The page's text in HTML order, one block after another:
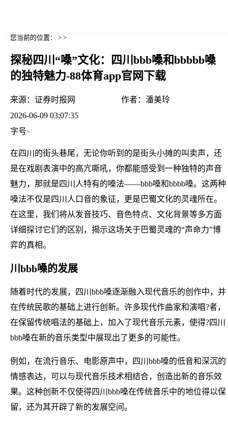
您当前的位置： > >
探秘四川“嗓”文化：四川bbb嗓和bbbbb嗓
的独特魅力-88体育app官网下载
来源： 证券时报网 作者： 潘美玲
2026-06-09 03:07:35
字号
在四川的街头巷尾，无论你听到的是街头小摊的叫卖声，还
是在戏剧表演中的高亢嘶吼，你都能感受到一种独特的声音
魅力，那就是四川人特有的嗓法——bbb嗓和bbbb嗓。这两种
嗓法不仅是四川人口音的象征，更是巴蜀文化的灵魂所在。
在这里，我们将从发音技巧、音色特点、文化背景等多方面
详细探讨它们的区别，揭示这场关于巴蜀灵魂的“声命力”博
弈的真相。
川bbb嗓的发展
随着时代的发展，四川bbb嗓逐渐融入现代音乐的创作中，并
在传统民歌的基础上进行创新。许多现代作曲家和演唱?者，
在保留传统唱法的基础上，加入了现代音乐元素，使得?四川
bbb嗓在新的音乐类型中展现出了更多的可能性。
例如，在流行音乐、电影原声中，四川bbb嗓的低音和深沉的
情感表达，可以与现代音乐技术相结合，创造出新的音乐效
果。这种创新不仅使得四川bbb嗓在传统音乐中的地位得以保
留，还为其开辟了新的发展空间。